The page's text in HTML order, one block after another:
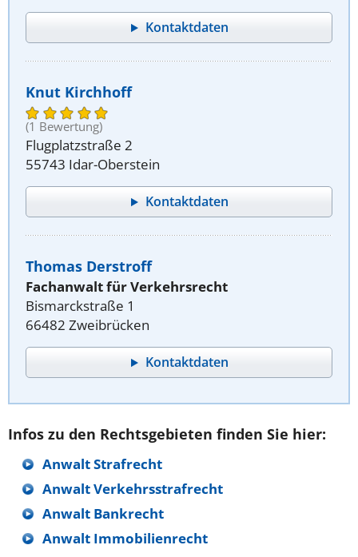
Kontaktdaten
Knut Kirchhoff
(1 Bewertung)
Flugplatzstraße 2
55743 Idar-Oberstein
Kontaktdaten
Thomas Derstroff
Fachanwalt für Verkehrsrecht
Bismarckstraße 1
66482 Zweibrücken
Kontaktdaten
Infos zu den Rechtsgebieten finden Sie hier:
Anwalt Strafrecht
Anwalt Verkehrsstrafrecht
Anwalt Bankrecht
Anwalt Immobilienrecht